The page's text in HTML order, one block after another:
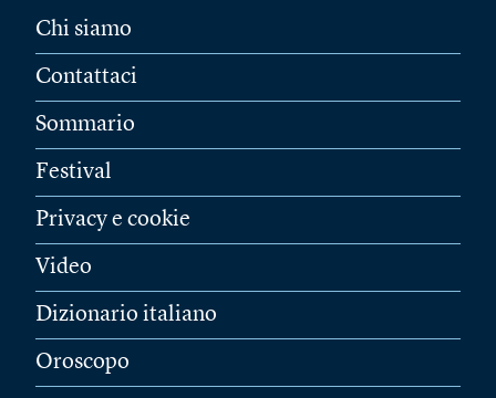
Chi siamo
Contattaci
Sommario
Festival
Privacy e cookie
Video
Dizionario italiano
Oroscopo